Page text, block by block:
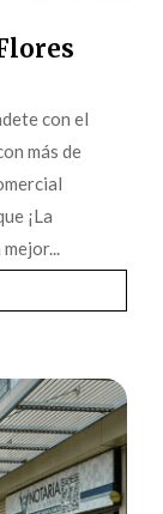
con el
más de
¡La